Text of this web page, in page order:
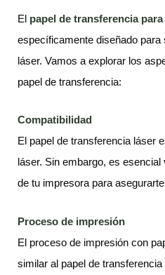
El papel de transferencia
específicamente diseñado
láser. Vamos a explorar los
papel de transferencia:
Compatibilidad
El papel de transferencia láser
láser. Sin embargo, es
de tu impresora para
Proceso de impresión
El proceso de impresión con
similar al papel de